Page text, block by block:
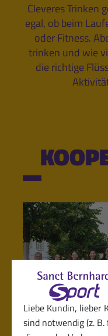
Liebe Kundin, lieber
sind notwendig (z.
Cleveres Trinken
egal, ob beim
oder Fitness.
trinken und wie
die richtige